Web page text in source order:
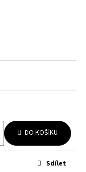
DO KOŠÍKU
Sdílet